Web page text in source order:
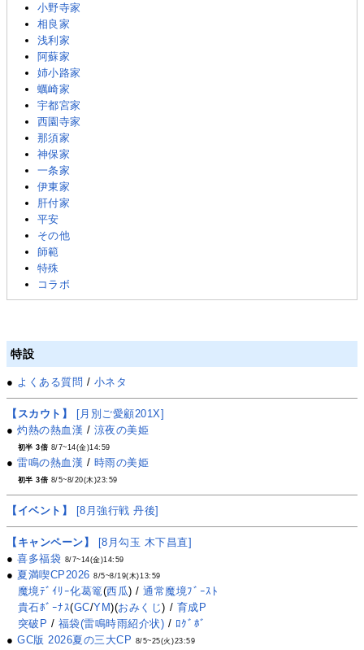
小野寺家
相良家
浅利家
阿蘇家
姉小路家
蠣崎家
宇都宮家
西園寺家
那須家
神保家
一条家
伊東家
肝付家
平安
その他
師範
特殊
コラボ
特設
● よくある質問 / 小ネタ
【スカウト】
[月別ご愛顧201X]
●灼熱の熱血漢 / 涼夜の美姫
初半 3倍 8/7~14(金)14:59
●雷鳴の熱血漢 / 時雨の美姫
初半 3倍 8/5~8/20(木)23:59
【イベント】 [8月強行戦 丹後]
【キャンペーン】
[8月勾玉 木下昌直]
●喜多福袋 8/7~14(金)14:59
● 夏満喫CP2026 8/5~8/19(木)13:59
魔境ﾃﾞｲﾘｰ化葛篭(西瓜) /通常魔境ﾌﾞｰｽﾄ
貴石ﾎﾞｰﾅｽ(GC/YM)(おみくじ) / 育成P
突破P / 福袋(雷鳴時雨紹介状) / ﾛｸﾞﾎﾞ
●GC版 2026夏の三大CP 8/5~25(火)23:59